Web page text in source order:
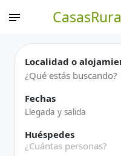
Localidad o
Fechas
Huéspedes
¿Cuántas personas?